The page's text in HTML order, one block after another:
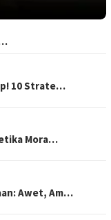
10 Strate…
Mora…
Awet, Am…